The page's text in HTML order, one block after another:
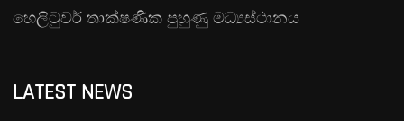
හෙලිටුවර් තාක්ෂණික පුහුණු මධ්‍යස්ථානය
LATEST NEWS